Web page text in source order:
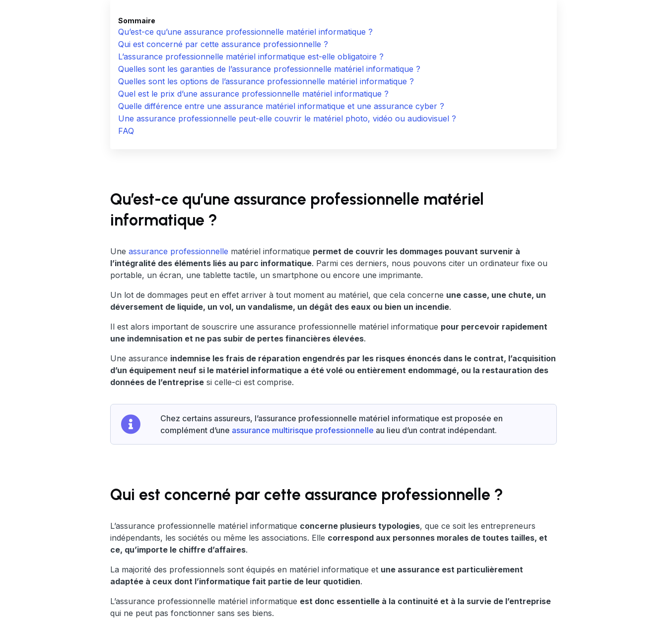
Sommaire
Qu’est-ce qu’une assurance professionnelle matériel informatique ?
Qui est concerné par cette assurance professionnelle ?
L’assurance professionnelle matériel informatique est-elle obligatoire ?
Quelles sont les garanties de l’assurance professionnelle matériel informatique ?
Quelles sont les options de l’assurance professionnelle matériel informatique ?
Quel est le prix d’une assurance professionnelle matériel informatique ?
Quelle différence entre une assurance matériel informatique et une assurance cyber ?
Une assurance professionnelle peut-elle couvrir le matériel photo, vidéo ou audiovisuel ?
FAQ
Qu’est-ce qu’une assurance professionnelle matériel
informatique ?
Une assurance professionnelle matériel informatique permet de couvrir les dommages pouvant survenir à
l’intégralité des éléments liés au parc informatique. Parmi ces derniers, nous pouvons citer un ordinateur fixe ou
portable, un écran, une tablette tactile, un smartphone ou encore une imprimante.
Un lot de dommages peut en effet arriver à tout moment au matériel, que cela concerne une casse, une chute, un
déversement de liquide, un vol, un vandalisme, un dégât des eaux ou bien un incendie.
Il est alors important de souscrire une assurance professionnelle matériel informatique pour percevoir rapidement
une indemnisation et ne pas subir de pertes financières élevées.
Une assurance indemnise les frais de réparation engendrés par les risques énoncés dans le contrat, l’acquisition
d’un équipement neuf si le matériel informatique a été volé ou entièrement endommagé, ou la restauration des
données de l’entreprise si celle-ci est comprise.
Chez certains assureurs, l’assurance professionnelle matériel informatique est proposée en
complément d’une assurance multirisque professionnelle au lieu d’un contrat indépendant.
Qui est concerné par cette assurance professionnelle ?
L’assurance professionnelle matériel informatique concerne plusieurs typologies, que ce soit les entrepreneurs
indépendants, les sociétés ou même les associations. Elle correspond aux personnes morales de toutes tailles, et
ce, qu’importe le chiffre d’affaires.
La majorité des professionnels sont équipés en matériel informatique et une assurance est particulièrement
adaptée à ceux dont l’informatique fait partie de leur quotidien.
L’assurance professionnelle matériel informatique est donc essentielle à la continuité et à la survie de l’entreprise
qui ne peut pas fonctionner sans ses biens.